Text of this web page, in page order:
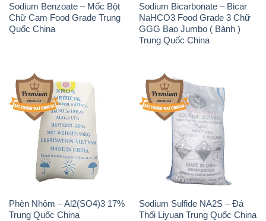
Sodium Benzoate – Mốc Bột
Chữ Cam Food Grade Trung
Quốc China
Sodium Bicarbonate – Bicar
NaHCO3 Food Grade 3 Chữ
GGG Bao Jumbo ( Bành )
Trung Quốc China
Phèn Nhôm – Al2(SO4)3 17%
Trung Quốc China
Sodium Sulfide NA2S – Đá
Thối Liyuan Trung Quốc China